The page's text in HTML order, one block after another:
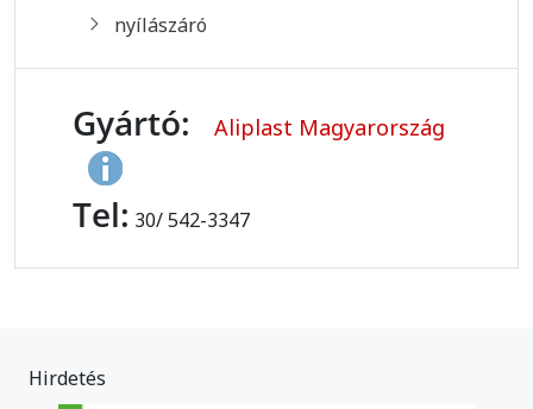
nyílászáró
Gyártó: Aliplast Magyarország
Tel: 30/ 542-3347
Hirdetés